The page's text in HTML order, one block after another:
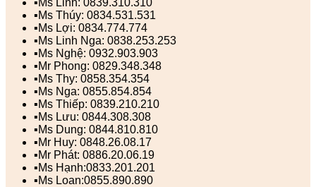
▪️Ms Thúy: 0834.531.531
▪️Ms Lợi: 0834.774.774
▪️Ms Linh Nga: 0838.253.253
▪️Ms Nghệ: 0932.903.903
▪️Mr Phong: 0829.348.348
▪️Ms Thy: 0858.354.354
▪️Ms Nga: 0855.854.854
▪️Ms Thiếp: 0839.210.210
▪️Ms Lưu: 0844.308.308
▪️Ms Dung: 0844.810.810
▪️Mr Huy: 0848.26.08.17
▪️Mr Phát: 0886.20.06.19
▪️Ms Hạnh:0833.201.201
▪️Ms Loan:0855.890.890